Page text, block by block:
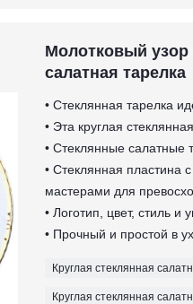
Молотковый узор
салатная тарелка
• Стеклянная тарелка
• Эта круглая
• Стеклянные салатные
• Стеклянная пластина
мастерами для
• Логотип, цвет, стиль и
• Прочный и простой в
Круглая стеклянная
Круглая стеклянная